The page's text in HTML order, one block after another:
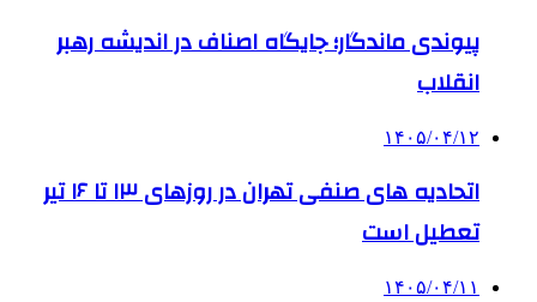
پیوندی ماندگار؛ جایگاه اصناف در اندیشه رهبر
انقلاب
۱۴۰۵/۰۴/۱۲
اتحادیه های صنفی تهران در روزهای ۱۳ تا ۱۶ تیر
تعطیل است
۱۴۰۵/۰۴/۱۱